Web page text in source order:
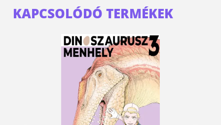
KAPCSOLÓDÓ TERMÉKEK